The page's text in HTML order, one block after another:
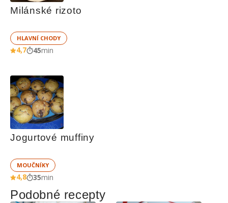
Milánské rizoto
HLAVNÍ CHODY
4,7 45min
Jogurtové muffiny
MOUČNÍKY
4,8 35min
Podobné recepty